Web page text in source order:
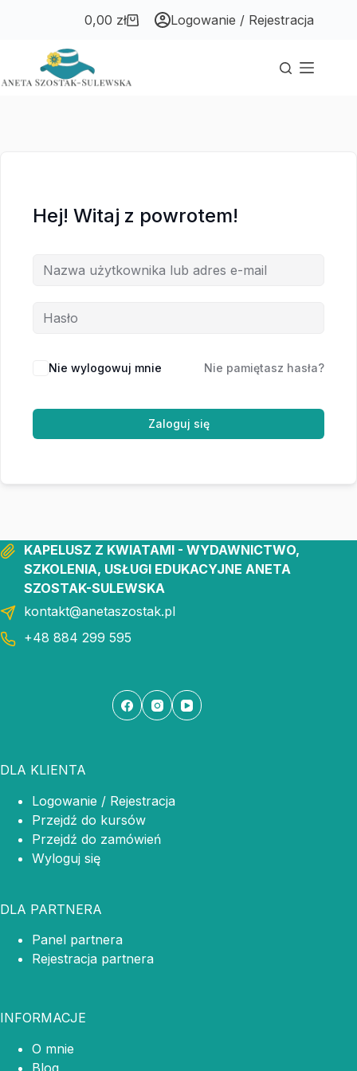
Koszyk
0,00 zł Logowanie / Rejestracja
Hej! Witaj z powrotem!
Nie wylogowuj mnie Nie pamiętasz hasła?
Zaloguj się
KAPELUSZ Z KWIATAMI - WYDAWNICTWO,
SZKOLENIA, USŁUGI EDUKACYJNE ANETA
SZOSTAK-SULEWSKA
kontakt@anetaszostak.pl
+48 884 299 595
DLA KLIENTA
Logowanie / Rejestracja
Przejdź do kursów
Przejdź do zamówień
Wyloguj się
DLA PARTNERA
Panel partnera
Rejestracja partnera
INFORMACJE
O mnie